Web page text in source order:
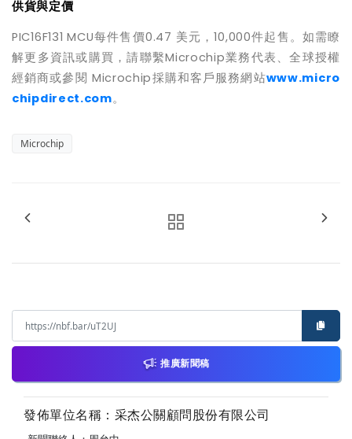
供貨與定價
PIC16F131 MCU每件售價0.47 美元，10,000件起售。如需瞭
解更多資訊或購買，請聯繫Microchip業務代表、全球授權
經銷商或參閱 Microchip採購和客戶服務網站www.micro
chipdirect.com。
Microchip
推廣新聞稿
發佈單位名稱：采杰公關顧問股份有限公司